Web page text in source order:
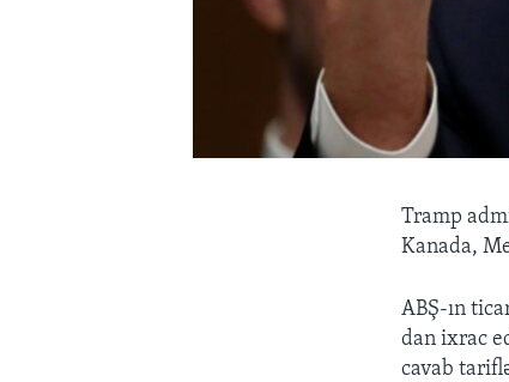
Tramp
Kanada,
ABŞ-ın
dan ixrac
cavab